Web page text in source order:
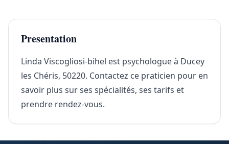
Presentation
Linda Viscogliosi-bihel est psychologue à Ducey
les Chéris, 50220. Contactez ce praticien pour en
savoir plus sur ses spécialités, ses tarifs et
prendre rendez-vous.